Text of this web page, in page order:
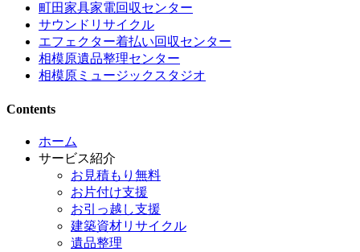
町田家具家電回収センター
サウンドリサイクル
エフェクター着払い回収センター
相模原遺品整理センター
相模原ミュージックスタジオ
Contents
ホーム
サービス紹介
お見積もり無料
お片付け支援
お引っ越し支援
建築資材リサイクル
遺品整理